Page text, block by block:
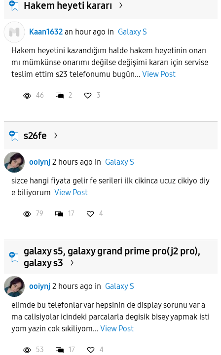
Hakem heyeti kararı
Kaan1632 an hour ago in Galaxy S
Hakem heyetini kazandığım halde hakem heyetinin onarı
mı mümkünse onarımı değilse değişimi kararı için servise
teslim ettim s23 telefonumu bugün... View Post
46 2 3
s26fe
ooiynj 2 hours ago in Galaxy S
sizce hangi fiyata gelir fe serileri ilk cikinca ucuz cikiyo diy
e biliyorum View Post
79 17 4
galaxy s5, galaxy grand prime pro(j2 pro),
galaxy s3
ooiynj 2 hours ago in Galaxy S
elimde bu telefonlar var hepsinin de display sorunu var a
ma calisiyolar icindeki parcalarla degisik bisey yapmak isti
yom yazin cok sıkiliyom... View Post
53 17 4